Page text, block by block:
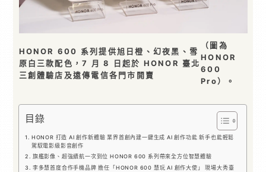
HONOR 600 系列提供旭日橙、幻夜黑、雪
原白三款配色，7 月 8 日起於 HONOR 臺北
三創體驗店及遠傳電信各門市開賣
（圖為
HONOR
600
Pro）。
目錄
HONOR 打造 AI 創作新體驗 業界首創內建一鍵生成 AI 創作功能 新手也能輕鬆
駕馭電影級影音創作
旗艦影像、超強續航一次到位 HONOR 600 系列帶來全方位智慧體驗
李多慧首度合作手機品牌 擔任「HONOR 600 慧玩 AI 創作大使」 現場大秀臺